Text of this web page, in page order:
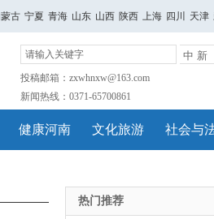
古 宁夏 青海 山东 山西 陕西 上海 四川 天津
投稿邮箱：zxwhnxw@163.com
新闻热线：0371-65700861
健康河南 文化旅游 社会与
热门推荐